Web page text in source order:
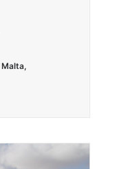
Malta,